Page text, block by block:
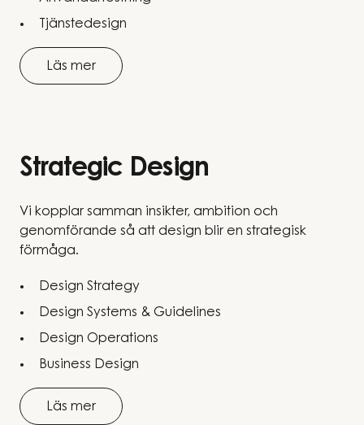
Tjänstedesign
Läs mer
Strategic Design
Vi kopplar samman insikter, ambition och
genomförande så att design blir en strategisk
förmåga.
Design Strategy
Design Systems & Guidelines
Design Operations
Business Design
Läs mer